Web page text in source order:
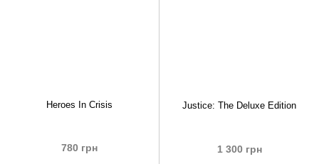
Heroes In Crisis
780 грн
Justice: The Deluxe Edition
1 300 грн